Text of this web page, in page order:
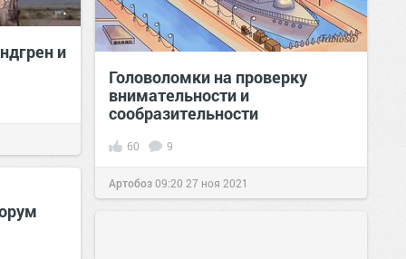
и
Головоломки на проверку
внимательности и
сообразительности
60 9
Артобоз09:20 27 ноя 2021